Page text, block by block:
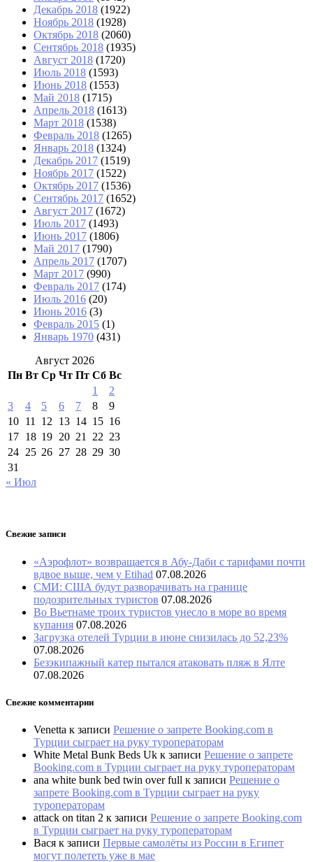
Декабрь 2018 (1922)
Ноябрь 2018 (1928)
Октябрь 2018 (2060)
Сентябрь 2018 (1935)
Август 2018 (1720)
Июль 2018 (1593)
Июнь 2018 (1553)
Май 2018 (1715)
Апрель 2018 (1613)
Март 2018 (1538)
Февраль 2018 (1265)
Январь 2018 (1324)
Декабрь 2017 (1519)
Ноябрь 2017 (1522)
Октябрь 2017 (1536)
Сентябрь 2017 (1652)
Август 2017 (1672)
Июль 2017 (1493)
Июнь 2017 (1806)
Май 2017 (1790)
Апрель 2017 (1707)
Март 2017 (990)
Февраль 2017 (174)
Июль 2016 (20)
Июнь 2016 (3)
Февраль 2015 (1)
Январь 1970 (431)
Август 2026
Пн Вт Ср Чт Пт Сб Вс
1
2
3
4 5 6 7 8
9
10 11 12 13 14 15 16
17 18 19 20 21 22 23
24 25 26 27 28 29 30
31
« Июл
Свежие записи
«Аэрофлот» возвращается в Абу-Даби с тарифами почти
вдвое выше, чем у Etihad 07.08.2026
СМИ: США будут разворачивать на границе
подозрительных туристов 07.08.2026
Во Вьетнаме троих туристов унесло в море во время
купания 07.08.2026
Загрузка отелей Турции в июне снизилась до 52,23%
07.08.2026
Безэкипажный катер пытался атаковать пляж в Ялте
07.08.2026
Свежие комментарии
Venetta к записи Решение о запрете Booking.com в
Турции сыграет на руку туроператорам
White Metal Bunk Beds Uk к записи Решение о запрете
Booking.com в Турции сыграет на руку туроператорам
ana white bunk bed twin over full к записи Решение о
запрете Booking.com в Турции сыграет на руку
туроператорам
attack on titan 2 к записи Решение о запрете Booking.com
в Турции сыграет на руку туроператорам
Вася к записи Первые самолёты из России в Египет
могут полететь уже в мае